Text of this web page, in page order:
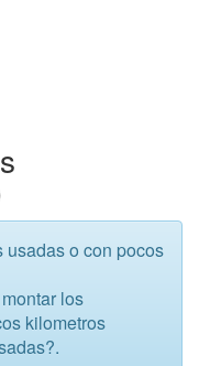
usadas o con pocos
los
kilometros